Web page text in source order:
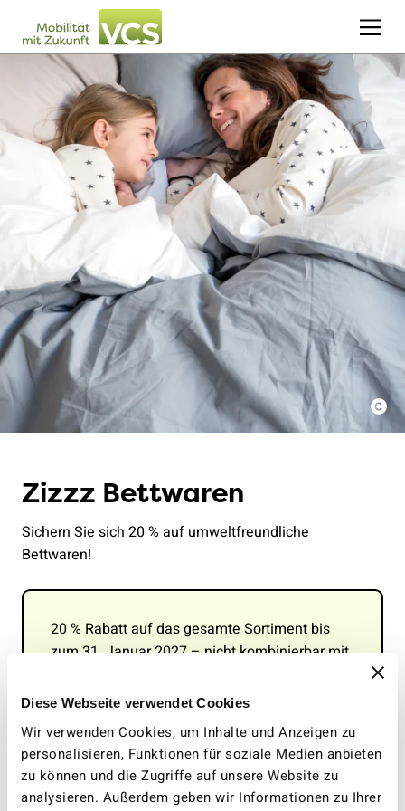
Diese Webseite verwendet Cookies
Wir verwenden Cookies, um Inhalte und Anzeigen zu
personalisieren, Funktionen für soziale Medien anbieten
zu können und die Zugriffe auf unsere Website zu
analysieren. Außerdem geben wir Informationen zu Ihrer
Zizzz Bettwaren
Sichern Sie sich 20 % auf umweltfreundliche
Bettwaren!
20 % Rabatt auf das gesamte Sortiment bis
zum 31. Januar 2027 – nicht kombinierbar mit
Rabatt einlösen